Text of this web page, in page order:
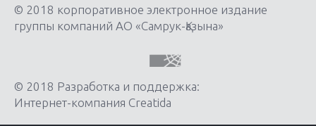
© 2018 корпоративное электронное издание
группы компаний АО «Самрук-Қазына»
© 2018 Разработка и поддержка:
Интернет-компания Creatida